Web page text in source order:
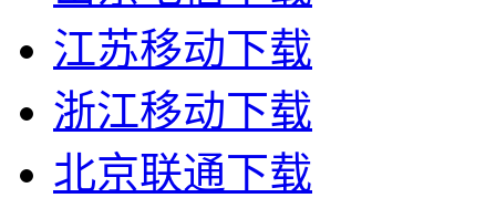
江苏移动下载
浙江移动下载
北京联通下载